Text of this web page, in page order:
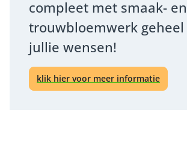
compleet met smaak-
trouwbloemwerk geheel
jullie wensen!
klik hier voor meer informatie